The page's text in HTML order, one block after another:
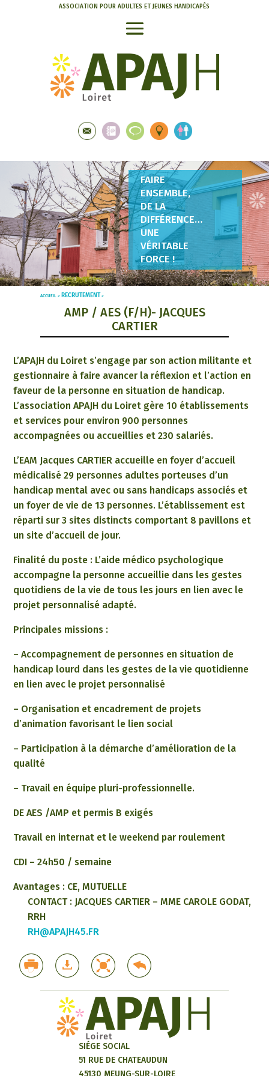
ASSOCIATION POUR ADULTES ET JEUNES HANDICAPÉS
FAIRE
ENSEMBLE,
DE LA
DIFFÉRENCE…
UNE
VÉRITABLE
FORCE !
ACCUEIL > RECRUTEMENT>
AMP / AES (F/H)- JACQUES
CARTIER
L’APAJH du Loiret s’engage par son action militante et
gestionnaire à faire avancer la réflexion et l’action en
faveur de la personne en situation de handicap.
L’association APAJH du Loiret gère 10 établissements
et services pour environ 900 personnes
accompagnées ou accueillies et 230 salariés.
L’EAM Jacques CARTIER accueille en foyer d’accueil
médicalisé 29 personnes adultes porteuses d’un
handicap mental avec ou sans handicaps associés et
un foyer de vie de 13 personnes. L’établissement est
réparti sur 3 sites distincts comportant 8 pavillons et
un site d’accueil de jour.
Finalité du poste : L’aide médico psychologique
accompagne la personne accueillie dans les gestes
quotidiens de la vie de tous les jours en lien avec le
projet personnalisé adapté.
Principales missions :
– Accompagnement de personnes en situation de
handicap lourd dans les gestes de la vie quotidienne
en lien avec le projet personnalisé
– Organisation et encadrement de projets
d’animation favorisant le lien social
– Participation à la démarche d’amélioration de la
qualité
– Travail en équipe pluri-professionnelle.
DE AES /AMP et permis B exigés
Travail en internat et le weekend par roulement
CDI – 24h50 / semaine
Avantages : CE, MUTUELLE
CONTACT : JACQUES CARTIER – MME CAROLE GODAT,
RRH
RH@APAJH45.FR
SIÉGE SOCIAL
51 RUE DE CHATEAUDUN